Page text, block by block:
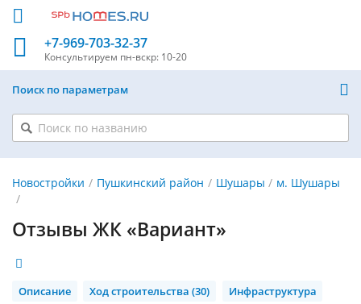
+7-969-703-32-37
Консультируем пн-вскр: 10-20
Поиск по параметрам
Новостройки Пушкинский район Шушары м. Шушары
Отзывы ЖК «Вариант»
Описание Ход строительства (30)
Инфраструктура